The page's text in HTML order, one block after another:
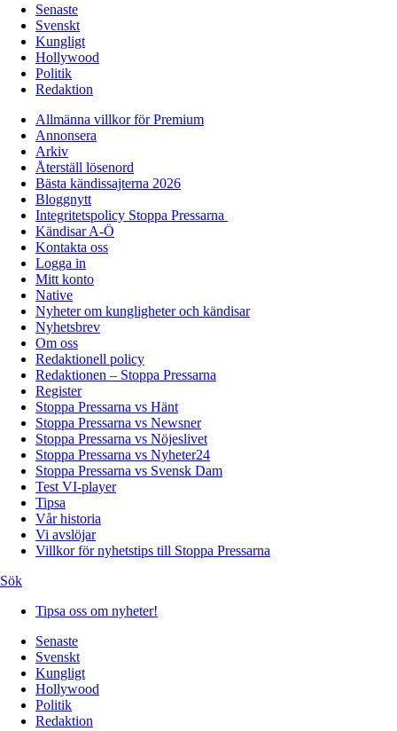
Senaste
Svenskt
Kungligt
Hollywood
Politik
Redaktion
Allmänna villkor för Premium
Annonsera
Arkiv
Återställ lösenord
Bästa kändissajterna 2026
Bloggnytt
Integritetspolicy Stoppa Pressarna
Kändisar A-Ö
Kontakta oss
Logga in
Mitt konto
Native
Nyheter om kungligheter och kändisar
Nyhetsbrev
Om oss
Redaktionell policy
Redaktionen – Stoppa Pressarna
Register
Stoppa Pressarna vs Hänt
Stoppa Pressarna vs Newsner
Stoppa Pressarna vs Nöjeslivet
Stoppa Pressarna vs Nyheter24
Stoppa Pressarna vs Svensk Dam
Test VI-player
Tipsa
Vår historia
Vi avslöjar
Villkor för nyhetstips till Stoppa Pressarna
Sök
Tipsa oss om nyheter!
Senaste
Svenskt
Kungligt
Hollywood
Politik
Redaktion